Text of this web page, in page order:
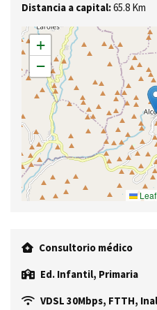
Distancia a capital:65.8 Km
+
−
Consultorio médico
Ed. Infantil, Primaria
VDSL 30Mbps, FTTH,